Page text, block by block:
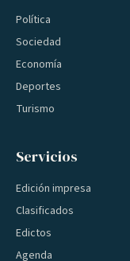
Política
Sociedad
Economía
Deportes
Turismo
Servicios
Edición impresa
Clasificados
Edictos
Agenda